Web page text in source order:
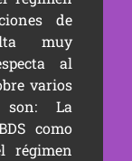
de
muy
al
varios
son: La
como
régimen